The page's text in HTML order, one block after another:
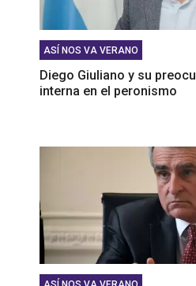
ASÍ NOS VA VERANO
Diego Giuliano y su
interna en el peronismo